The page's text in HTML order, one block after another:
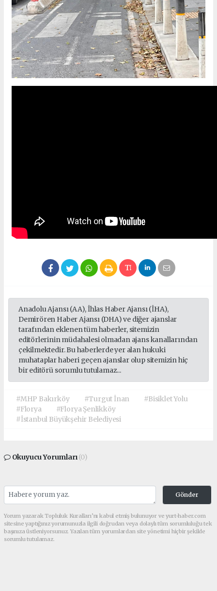
Anadolu Ajansı (AA), İhlas Haber Ajansı (İHA),
Demirören Haber Ajansı (DHA) ve diğer ajanslar
tarafından eklenen tüm haberler, sitemizin
editörlerinin müdahalesi olmadan ajans kanallarından
çekilmektedir. Bu haberlerde yer alan hukuki
muhataplar haberi geçen ajanslar olup sitemizin hiç
bir editörü sorumlu tutulamaz...
#MHP Bakırköy #Turgut İnan
#Bisiklet Yolu
#Florya
#Florya Şenlikköy
#İstanbul Büyükşehir Belediyesi
Okuyucu Yorumları(0)
Gönder
Yorum yazarak Topluluk Kuralları’nı kabul etmiş bulunuyor ve yurt-haber.com
sitesine yaptığınız yorumunuzla ilgili doğrudan veya dolaylı tüm sorumluluğu tek
başınıza üstleniyorsunuz. Yazılan tüm yorumlardan site yönetimi hiçbir şekilde
sorumlu tutulamaz.